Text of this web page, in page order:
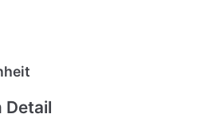
Detail